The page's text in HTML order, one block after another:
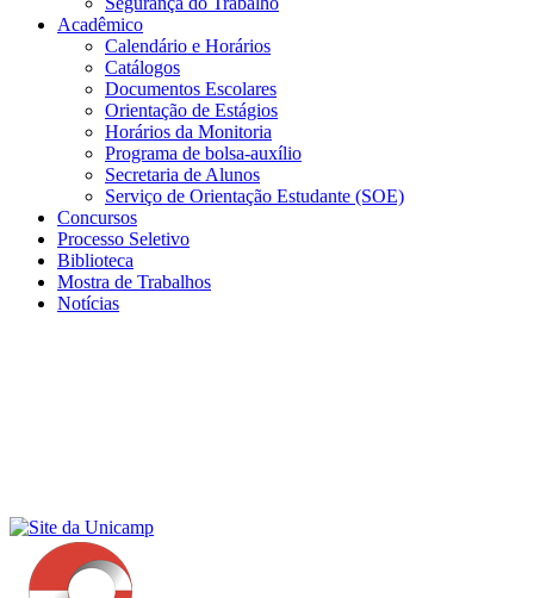
Acadêmico
Calendário e Horários
Catálogos
Documentos Escolares
Orientação de Estágios
Horários da Monitoria
Programa de bolsa-auxílio
Secretaria de Alunos
Serviço de Orientação Estudante (SOE)
Concursos
Processo Seletivo
Biblioteca
Mostra de Trabalhos
Notícias